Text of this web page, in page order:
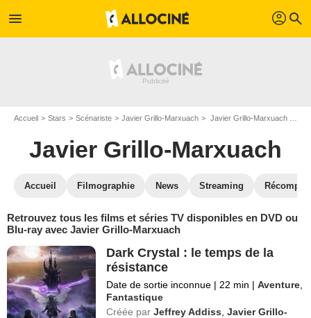
menu profil search
Accueil Stars Scénariste Javier Grillo-Marxuach Javier Grillo-Marxuach : ses Blu-Ray, DVD, VOD, SVOD
Javier Grillo-Marxuach
Accueil Filmographie News Streaming
Retrouvez tous les films et séries TV disponibles en DVD ou
Blu-ray avec Javier Grillo-Marxuach
Dark Crystal : le temps de la
résistance
Date de sortie inconnue | 22 min | Aventure
Fantastique
Créée par Jeffrey Addiss ,Javier Grillo-